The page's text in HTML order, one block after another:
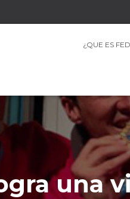
¿QUE ES
una